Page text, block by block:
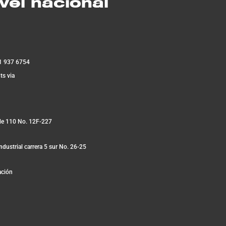
937 6754
via
110 No. 12F-227
carrera 5 sur No. 26-25